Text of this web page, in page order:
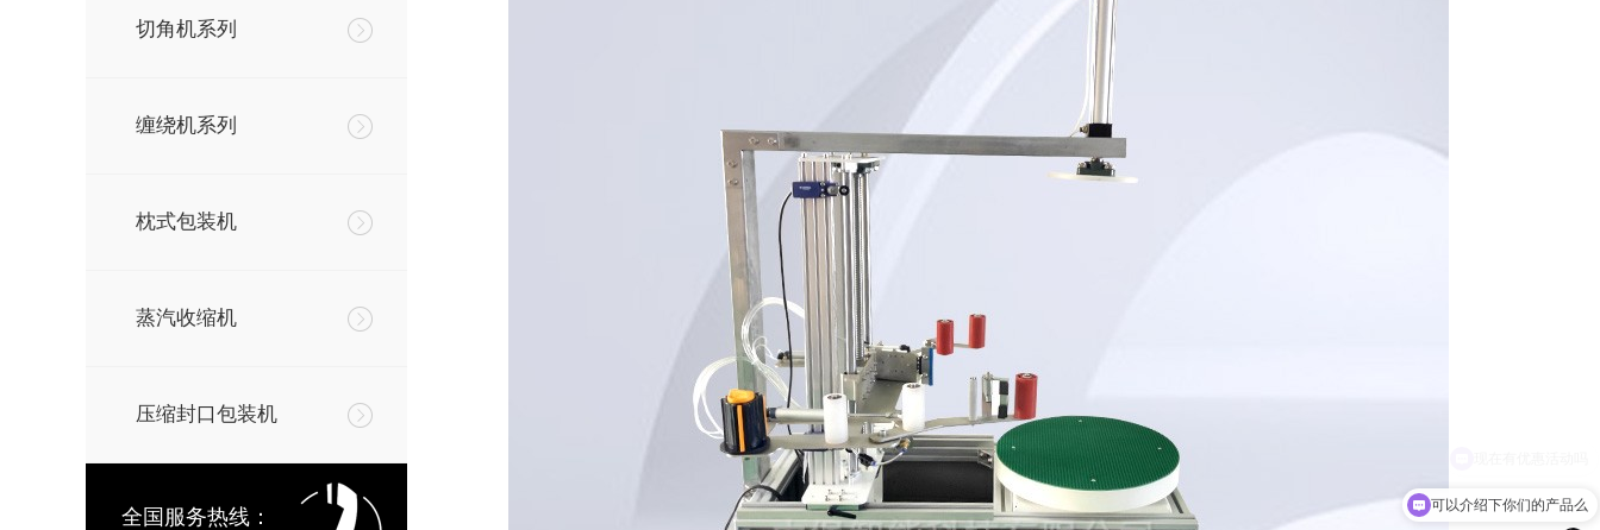
切角机系列
缠绕机系列
枕式包装机
蒸汽收缩机
压缩封口包装机
全国服务热线：
可以介绍下你们的产品么